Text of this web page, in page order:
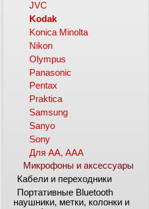
JVC
Kodak
Konica Minolta
Nikon
Olympus
Panasonic
Pentax
Praktica
Samsung
Sanyo
Sony
Для АА, ААА
Микрофоны и аксессуары
Кабели и переходники
Портативные Bluetooth
наушники, метки, колонки и